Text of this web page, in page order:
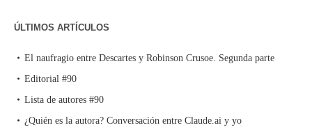
ÚLTIMOS ARTÍCULOS
El naufragio entre Descartes y Robinson Crusoe. Segunda parte
Editorial #90
Lista de autores #90
¿Quién es la autora? Conversación entre Claude.ai y yo